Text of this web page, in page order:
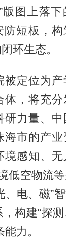
版图上落
短板，构
环生态。
被定位为
体，将充分
研力量、
市的产业
感知、无
低空物流等
、电、磁”
构建“探
力。